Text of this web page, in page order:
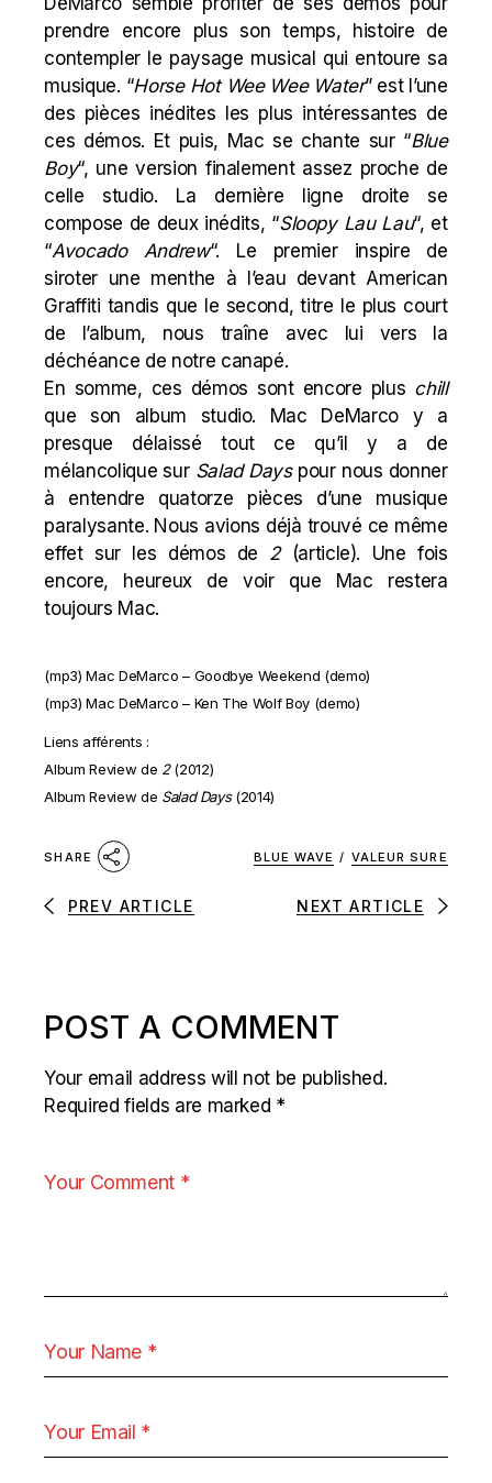
prendre encore plus son temps, histoire de
contempler le paysage musical qui entoure sa
musique. “Horse Hot Wee Wee Water” est l’une
des pièces inédites les plus intéressantes de
ces démos. Et puis, Mac se chante sur “Blue
Boy“, une version finalement assez proche de
celle studio. La dernière ligne droite se
compose de deux inédits, “Sloopy Lau Lau“, et
“Avocado Andrew“. Le premier inspire de
siroter une menthe à l’eau devant American
Graffiti tandis que le second, titre le plus court
de l’album, nous traîne avec lui vers la
déchéance de notre canapé.
En somme, ces démos sont encore plus chill
que son album studio. Mac DeMarco y a
presque délaissé tout ce qu’il y a de
mélancolique sur Salad Dayspour nous donner
à entendre quatorze pièces d’une musique
paralysante. Nous avions déjà trouvé ce même
effet sur les démos de 2(article). Une fois
encore, heureux de voir que
Mac restera
toujours Mac.
(mp3)Mac DeMarco – Goodbye Weekend (demo)
(mp3)Mac DeMarco – Ken The Wolf Boy (demo)
Liens afférents :
Album Review de 2(2012)
Album Review de Salad Days(2014)
SHARE BLUE WAVE / VALEUR SURE
PREV ARTICLE NEXT ARTICLE
POST A COMMENT
Your email address will not be published.
Required fields are marked *